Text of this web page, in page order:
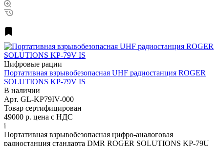
Цифровые рации
Портативная взрывобезопасная UHF радиостанция ROGER
SOLUTIONS KP-79V IS
В наличии
Арт. GL-KP79IV-000
Товар сертифицирован
49000 р. цена с НДС
i
Портативная взрывобезопасная цифро-аналоговая
радиостанция стандарта DMR ROGER SOLUTIONS KP-79U